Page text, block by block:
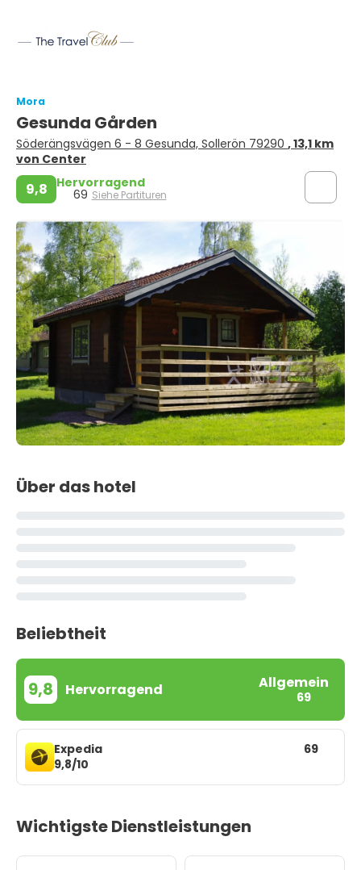
Mora
Gesunda Gården
Söderängsvägen 6 - 8 Gesunda, Sollerön 79290 , 13,1 km
von Center
9,8 Hervorragend
69 Siehe Partituren
Über das hotel
Beliebtheit
9,8 Hervorragend Allgemein
69
Expedia
9,8/10
69
Wichtigste Dienstleistungen